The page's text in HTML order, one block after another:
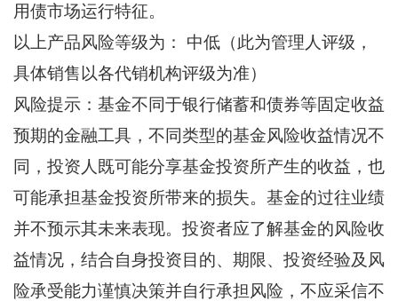
用债市场运行特征。
以上产品风险等级为： 中低（此为管理人评级，
具体销售以各代销机构评级为准）
风险提示：基金不同于银行储蓄和债券等固定收益
预期的金融工具，不同类型的基金风险收益情况不
同，投资人既可能分享基金投资所产生的收益，也
可能承担基金投资所带来的损失。基金的过往业绩
并不预示其未来表现。投资者应了解基金的风险收
益情况，结合自身投资目的、期限、投资经验及风
险承受能力谨慎决策并自行承担风险，不应采信不